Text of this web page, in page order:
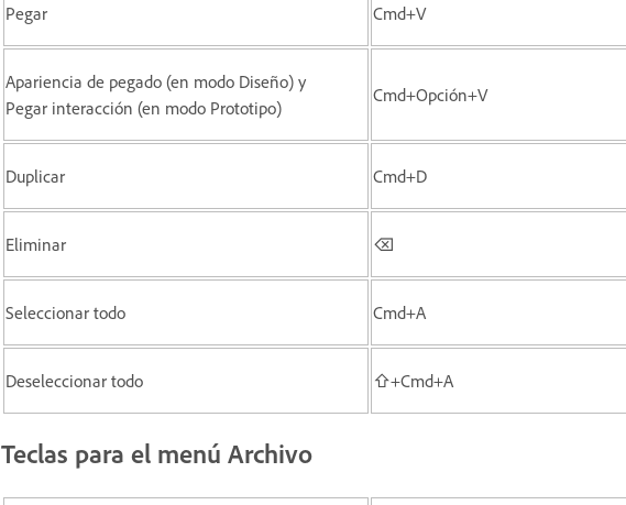
Pegar Cmd+V
Apariencia de pegado (en modo Diseño) y
Pegar interacción (en modo Prototipo)
Cmd+Opción+V
Duplicar Cmd+D
Eliminar ⌫
Seleccionar todo Cmd+A
Deseleccionar todo ⇧+Cmd+A
Teclas para el menú Archivo